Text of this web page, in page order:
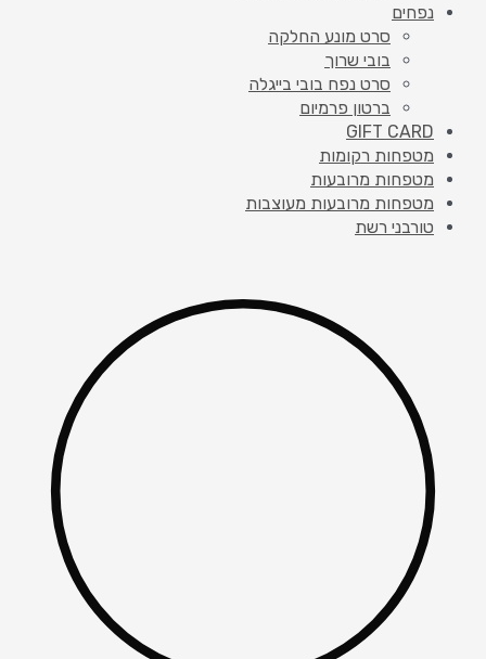
נפחים
סרט מונע החלקה
בובי שרוך
סרט נפח בובי בייגלה
ברטון פרמיום
GIFT CARD
מטפחות רקומות
מטפחות מרובעות
מטפחות מרובעות מעוצבות
טורבני רשת